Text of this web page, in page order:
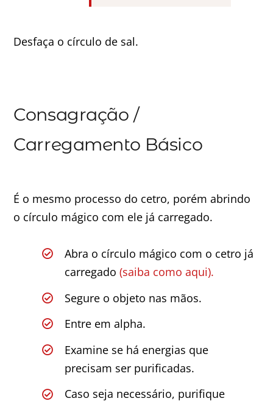
Desfaça o círculo de sal.
Consagração /
Carregamento Básico
É o mesmo processo do cetro, porém abrindo
o círculo mágico com ele já carregado.
Abra o círculo mágico com o cetro já
carregado (saiba como aqui).
Segure o objeto nas mãos.
Entre em alpha.
Examine se há energias que
precisam ser purificadas.
Caso seja necessário, purifique